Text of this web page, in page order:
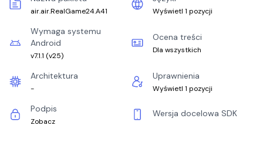
air.air.RealGame24.A41 Wyświetl 1 pozycji
Wymaga systemu
Android
v7.1.1 (v25)
Ocena treści
Dla wszystkich
Architektura
-
Uprawnienia
Wyświetl 1 pozycji
Podpis
Zobacz
Wersja docelowa SDK